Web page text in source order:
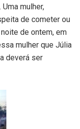
mulher,
de cometer ou
de ontem, em
mulher que Júlia
deverá ser